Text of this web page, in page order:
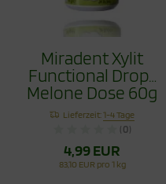
Miradent Xylit
Functional Drops
Melone Dose 60g
Lieferzeit:1-4 Tage
(0)
4,99 EUR
83,10 EUR pro 1 kg